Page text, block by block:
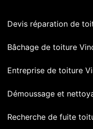
Devis réparation de
Bâchage de toiture
Entreprise de toiture
Démoussage et
Recherche de fuite